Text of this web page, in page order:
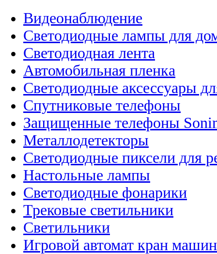
Видеонаблюдение
Светодиодные лампы для
Светодиодная лента
Автомобильная пленка
Светодиодные аксессуары
Спутниковые телефоны
Защищенные телефоны
Металлодетекторы
Светодиодные пиксели для
Настольные лампы
Светодиодные фонарики
Трековые светильники
Светильники
Игровой автомат кран